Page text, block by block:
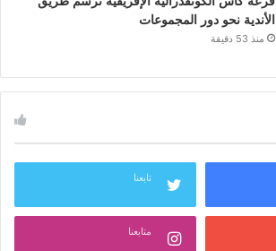
الأندية نحو دور المجموعات
منذ 53 دقيقة
تابعنا
متابعنا